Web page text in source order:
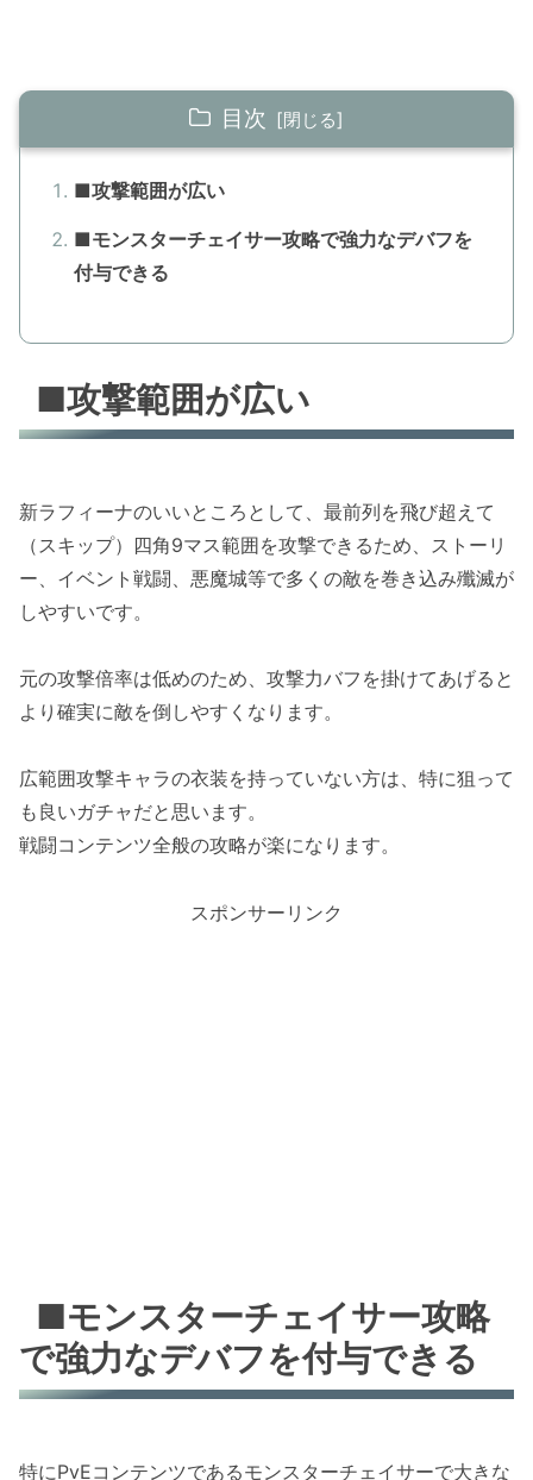
目次
■攻撃範囲が広い
■モンスターチェイサー攻略で強力なデバフを
付与できる
■攻撃範囲が広い
新ラフィーナのいいところとして、最前列を飛び超えて
（スキップ）四角9マス範囲を攻撃できるため、ストーリ
ー、イベント戦闘、悪魔城等で多くの敵を巻き込み殲滅が
しやすいです。
元の攻撃倍率は低めのため、攻撃力バフを掛けてあげると
より確実に敵を倒しやすくなります。
広範囲攻撃キャラの衣装を持っていない方は、特に狙って
も良いガチャだと思います。
戦闘コンテンツ全般の攻略が楽になります。
スポンサーリンク
■モンスターチェイサー攻略
で強力なデバフを付与できる
特にPvEコンテンツであるモンスターチェイサーで大きな